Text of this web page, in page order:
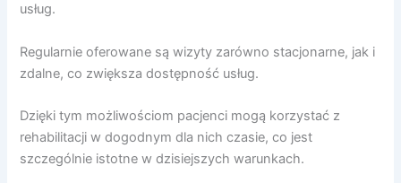
usług.
Regularnie oferowane są wizyty zarówno stacjonarne, jak i
zdalne, co zwiększa dostępność usług.
Dzięki tym możliwościom pacjenci mogą korzystać z
rehabilitacji w dogodnym dla nich czasie, co jest
szczególnie istotne w dzisiejszych warunkach.